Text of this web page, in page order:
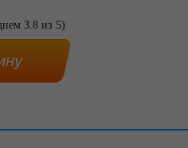
3.8 из 5)